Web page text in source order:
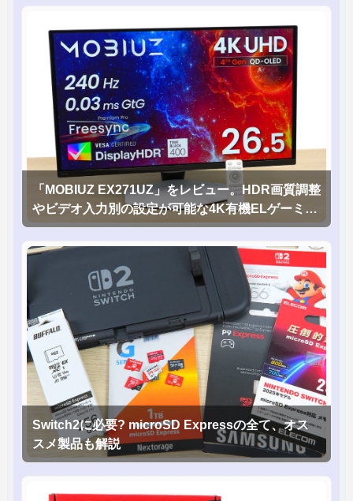
「MOBIUZ EX271UZ」をレビュー。HDR画質調整
やビデオ入力別の設定が可能な4K有機ELゲーミン
グモニタを徹底検証
Switch2に必要? microSD Expressの全て、オス
スメ製品も解説